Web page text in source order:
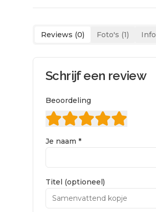
Reviews (0) Foto's (1) Info
Schrijf een review
Beoordeling
Je naam *
Titel (optioneel)